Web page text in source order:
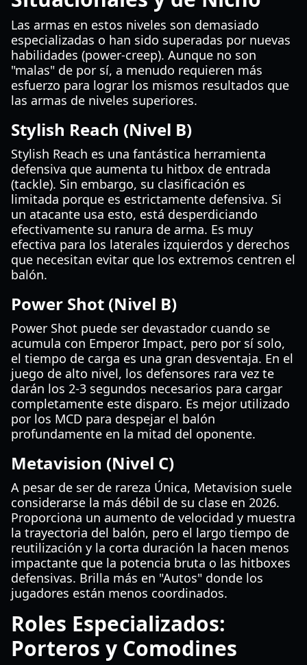
Las armas en estos niveles son demasiado
especializadas o han sido superadas por nuevas
habilidades (power-creep). Aunque no son
"malas" de por sí, a menudo requieren más
esfuerzo para lograr los mismos resultados que
las armas de niveles superiores.
Stylish Reach (Nivel B)
Stylish Reach es una fantástica herramienta
defensiva que aumenta tu hitbox de entrada
(tackle). Sin embargo, su clasificación es
limitada porque es estrictamente defensiva. Si
un atacante usa esto, está desperdiciando
efectivamente su ranura de arma. Es muy
efectiva para los laterales izquierdos y derechos
que necesitan evitar que los extremos centren el
balón.
Power Shot (Nivel B)
Power Shot puede ser devastador cuando se
acumula con Emperor Impact, pero por sí solo,
el tiempo de carga es una gran desventaja. En el
juego de alto nivel, los defensores rara vez te
darán los 2-3 segundos necesarios para cargar
completamente este disparo. Es mejor utilizado
por los MCD para despejar el balón
profundamente en la mitad del oponente.
Metavision (Nivel C)
A pesar de ser de rareza Única, Metavision suele
considerarse la más débil de su clase en 2026.
Proporciona un aumento de velocidad y muestra
la trayectoria del balón, pero el largo tiempo de
reutilización y la corta duración la hacen menos
impactante que la potencia bruta o las hitboxes
defensivas. Brilla más en "Autos" donde los
jugadores están menos coordinados.
Roles Especializados:
Porteros y Comodines